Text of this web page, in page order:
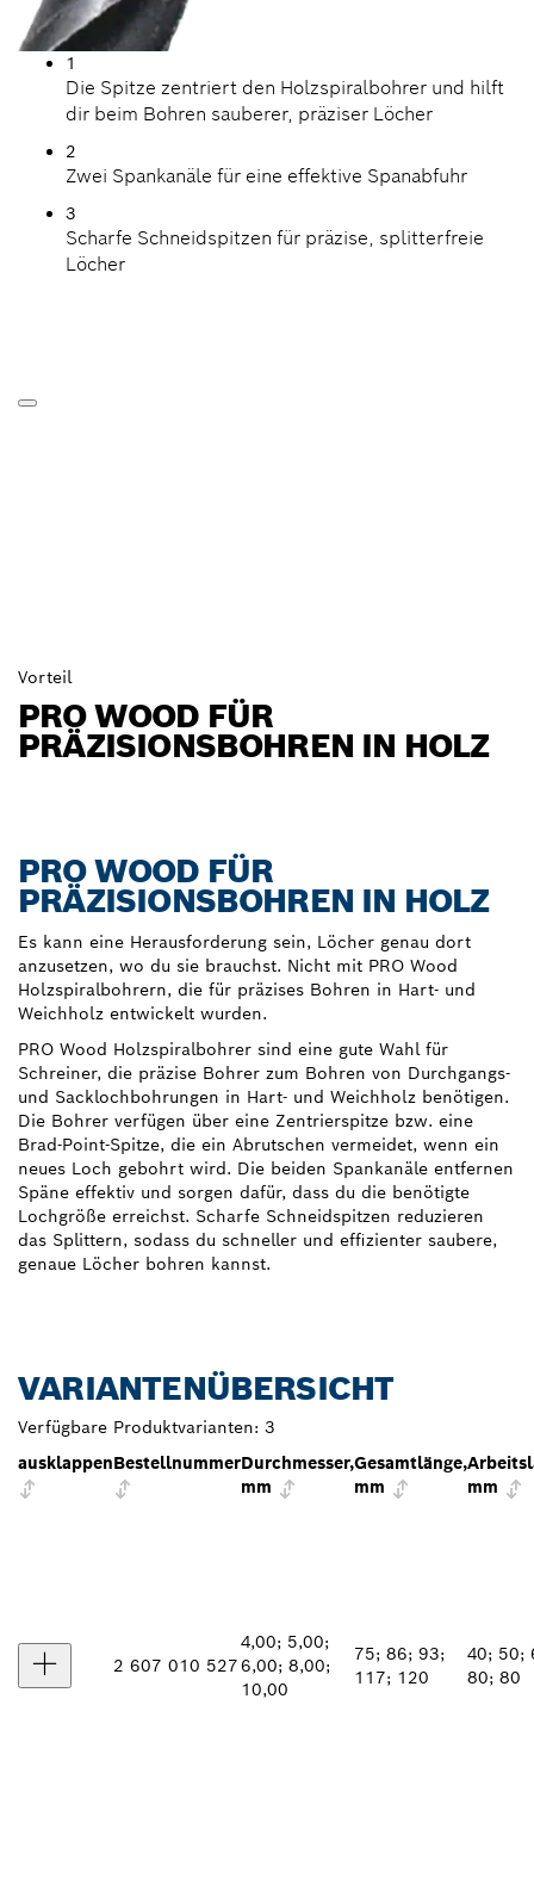
1
Die Spitze zentriert den Holzspiralbohrer und hilft
dir beim Bohren sauberer, präziser Löcher
2
Zwei Spankanäle für eine effektive Spanabfuhr
3
Scharfe Schneidspitzen für präzise, splitterfreie
Löcher
Vorteil
PRO WOOD FÜR
PRÄZISIONSBOHREN IN HOLZ
PRO WOOD FÜR
PRÄZISIONSBOHREN IN HOLZ
Es kann eine Herausforderung sein, Löcher genau dort
anzusetzen, wo du sie brauchst. Nicht mit PRO Wood
Holzspiralbohrern, die für präzises Bohren in Hart- und
Weichholz entwickelt wurden.
PRO Wood Holzspiralbohrer sind eine gute Wahl für
Schreiner, die präzise Bohrer zum Bohren von Durchgangs-
und Sacklochbohrungen in Hart- und Weichholz benötigen.
Die Bohrer verfügen über eine Zentrierspitze bzw. eine
Brad-Point-Spitze, die ein Abrutschen vermeidet, wenn ein
neues Loch gebohrt wird. Die beiden Spankanäle entfernen
Späne effektiv und sorgen dafür, dass du die benötigte
Lochgröße erreichst. Scharfe Schneidspitzen reduzieren
das Splittern, sodass du schneller und effizienter saubere,
genaue Löcher bohren kannst.
VARIANTENÜBERSICHT
Verfügbare Produktvarianten: 3
ausklappenBestellnummerDurchmesser,
mm
Gesamtlänge,
mm
mm
2 607 010 527
4,00; 5,00;
6,00; 8,00;
10,00
75; 86; 93;
117; 120
40; 50;
80; 80